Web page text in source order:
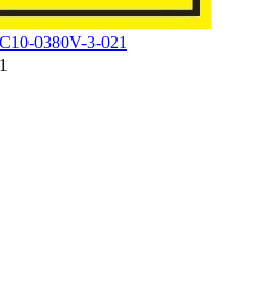
0380V-3-021